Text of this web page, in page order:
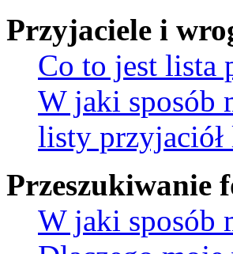
Przyjaciele i
Co to jest lista
W jaki sposób
listy
Przeszukiwanie
W jaki sposób